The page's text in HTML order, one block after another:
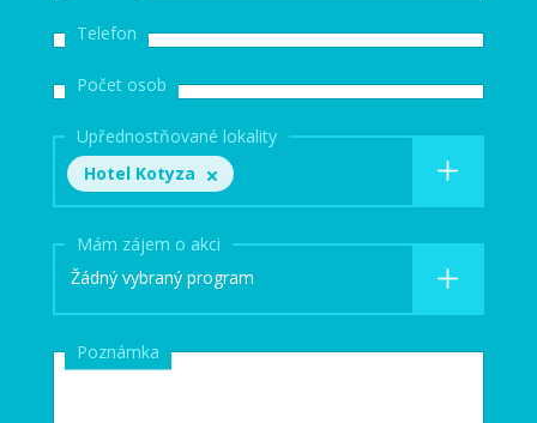
Telefon
Počet osob
Upřednostňované lokality
Hotel Kotyza
Mám zájem o akci
Žádný vybraný program
Poznámka